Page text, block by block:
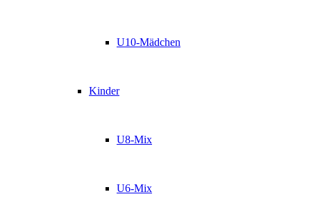
U10-Mädchen
Kinder
U8-Mix
U6-Mix